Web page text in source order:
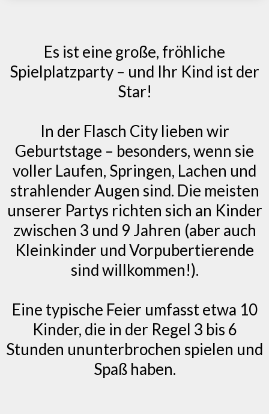
Es ist eine große, fröhliche
Spielplatzparty – und Ihr Kind ist der
Star!
In der Flasch City lieben wir
Geburtstage – besonders, wenn sie
voller Laufen, Springen, Lachen und
strahlender Augen sind. Die meisten
unserer Partys richten sich an Kinder
zwischen 3 und 9 Jahren (aber auch
Kleinkinder und Vorpubertierende
sind willkommen!).
Eine typische Feier umfasst etwa 10
Kinder, die in der Regel 3 bis 6
Stunden ununterbrochen spielen und
Spaß haben.